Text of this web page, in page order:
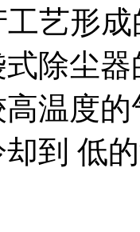
艺形成
除尘
温度
到 低